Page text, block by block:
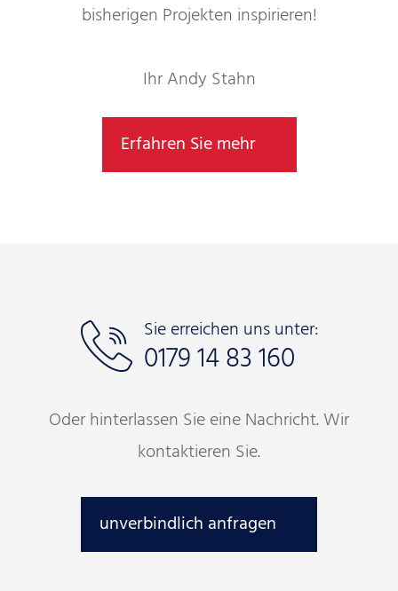
bisherigen Projekten inspirieren!
Ihr Andy Stahn
Erfahren Sie mehr
Sie erreichen uns unter:
0179 14 83 160
Oder hinterlassen Sie eine Nachricht. Wir
kontaktieren Sie.
unverbindlich anfragen